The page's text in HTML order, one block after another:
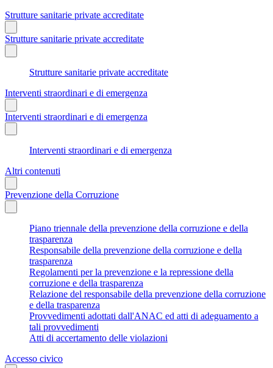
Strutture sanitarie private accreditate
Strutture sanitarie private accreditate
Strutture sanitarie private accreditate
Interventi straordinari e di emergenza
Interventi straordinari e di emergenza
Interventi straordinari e di emergenza
Altri contenuti
Prevenzione della Corruzione
Piano triennale della prevenzione della corruzione e della
trasparenza
Responsabile della prevenzione della corruzione e della
trasparenza
Regolamenti per la prevenzione e la repressione della
corruzione e della trasparenza
Relazione del responsabile della prevenzione della corruzione
e della trasparenza
Provvedimenti adottati dall'ANAC ed atti di adeguamento a
tali provvedimenti
Atti di accertamento delle violazioni
Accesso civico